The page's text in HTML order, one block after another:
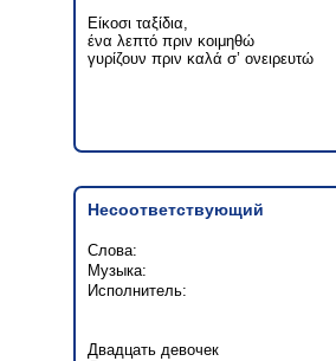
Είκοσι ταξίδια,
ένα λεπτό πριν κοιμηθώ
γυρίζουν πριν καλά σ’ ονειρευτώ
Несоответствующий
Слова:
Музыка:
Исполнитель:
Двадцать девочек